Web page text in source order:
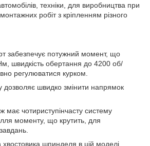
техніки, для виробництва при
робіт з кріпленням різного
забезпечує потужний момент, що
швидкість обертання до 4200 об/
регулюватися курком.
дозволяє швидко змінити напрямок
має чотириступінчасту систему
моменту, що крутить, для
хвостовика шпинделя в цій моделі